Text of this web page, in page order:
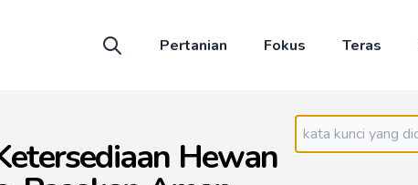
Pertanian
Fokus Teras
Hewan